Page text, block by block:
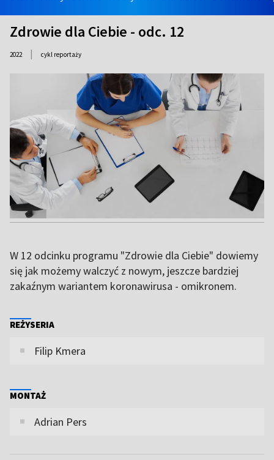
Zdrowie dla Ciebie - odc. 12
2022 | cykl reportaży
W 12 odcinku programu "Zdrowie dla Ciebie" dowiemy
się jak możemy walczyć z nowym, jeszcze bardziej
zakaźnym wariantem koronawirusa - omikronem.
REŻYSERIA
Filip Kmera
MONTAŻ
Adrian Pers